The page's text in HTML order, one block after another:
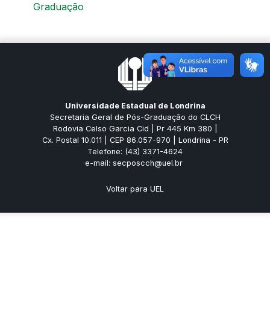
Graduação
Universidade Estadual de Londrina
Secretaria Geral de Pós-Graduação do CLCH
Rodovia Celso Garcia Cid | Pr 445 Km 380 |
Cx. Postal 10.011 | CEP 86.057-970 | Londrina - PR
Telefone: (43) 3371-4624
e-mail: secposcch@uel.br
Voltar para UEL